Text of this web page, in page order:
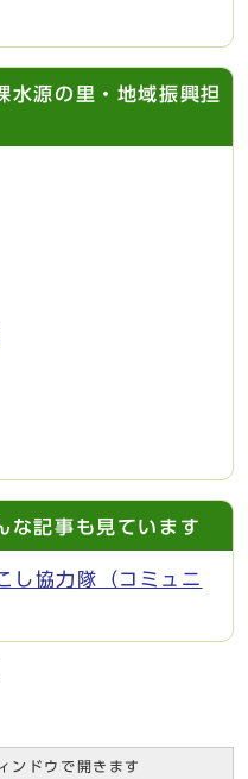
水源の里・地域振興担
な記事も見ています
し協力隊（コミュニ
ンドウで開きます